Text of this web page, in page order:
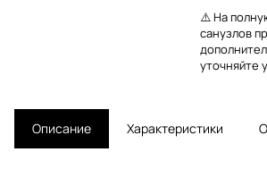
⚠️ На
санузлов
уточняйте
Описание Характеристики